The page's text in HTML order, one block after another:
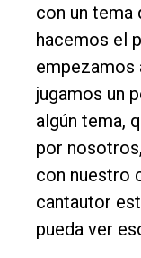
con un tema
hacemos el
empezamos
jugamos un
algún tema,
por
con nuestro
cantautor
pueda ver